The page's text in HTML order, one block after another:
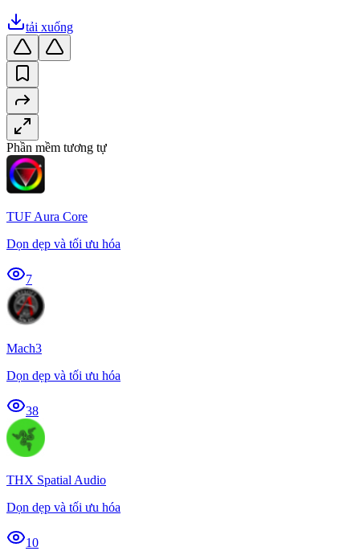
tải xuống
Phần mềm tương tự
TUF Aura Core
Dọn dẹp và tối ưu hóa
7
Mach3
Dọn dẹp và tối ưu hóa
38
THX Spatial Audio
Dọn dẹp và tối ưu hóa
10